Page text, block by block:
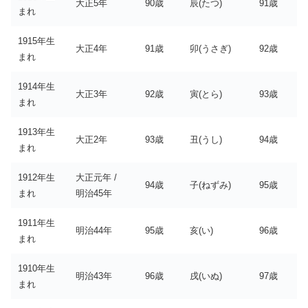
まれ
大正5年 90歳 辰(たつ) 91歳
1915年生
まれ
大正4年 91歳 卯(うさぎ) 92歳
1914年生
まれ
大正3年 92歳 寅(とら) 93歳
1913年生
まれ
大正2年 93歳 丑(うし) 94歳
1912年生
まれ
大正元年 /
明治45年
94歳 子(ねずみ) 95歳
1911年生
まれ
明治44年 95歳 亥(い) 96歳
1910年生
まれ
明治43年 96歳 戌(いぬ) 97歳